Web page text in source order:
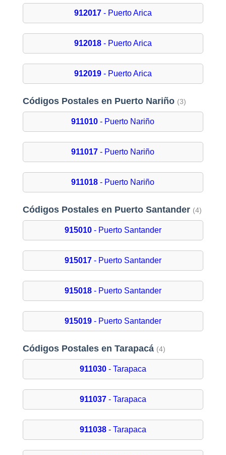
912017- Puerto Arica
912018- Puerto Arica
912019- Puerto Arica
Códigos Postales en Puerto Nariño (3)
911010 - Puerto Nariño
911017 - Puerto Nariño
911018 - Puerto Nariño
Códigos Postales en Puerto Santander (4)
915010- Puerto Santander
915017- Puerto Santander
915018- Puerto Santander
915019- Puerto Santander
Códigos Postales en Tarapacá (4)
911030- Tarapaca
911037- Tarapaca
911038- Tarapaca